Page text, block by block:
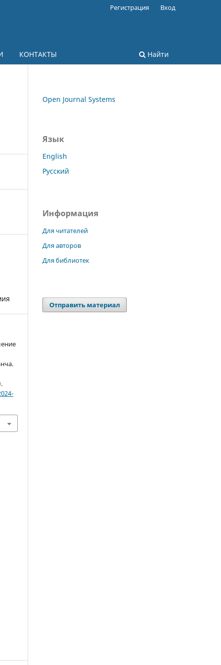
КОНТАКТЫ Найти
Регистрация Вход
Open Journal Systems
Язык
English
Русский
Информация
Для читателей
Для авторов
Для библиотек
Отправить материал